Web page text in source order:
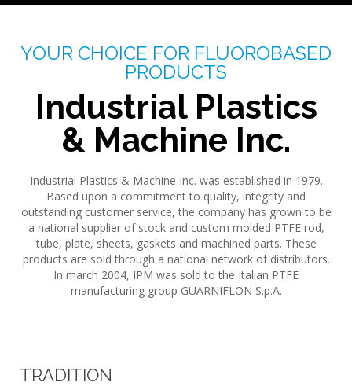
YOUR CHOICE FOR FLUOROBASED
PRODUCTS
Industrial Plastics
& Machine Inc.
Industrial Plastics & Machine Inc. was established in 1979.
Based upon a commitment to quality, integrity and
outstanding customer service, the company has grown to be
a national supplier of stock and custom molded PTFE rod,
tube, plate, sheets, gaskets and machined parts. These
products are sold through a national network of distributors.
In march 2004, IPM was sold to the Italian PTFE
manufacturing group GUARNIFLON S.p.A.
TRADITION